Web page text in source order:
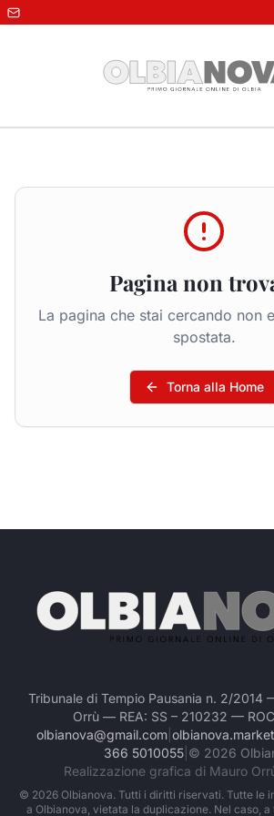
Pagina non
La pagina che stai cercando non
spostata.
Torna alla Home
Tribunale di Tempio Pausania n. 2/2014
Orrù — REA: SS – 210232 —
olbianova@gmail.com
366 5010055| © 2026
Realizzazione grafica di Mauro
© 2026Olbianova. Tutti i diritti riservati. Tutte le
a Olbianova, vietata la duplicazione. Nel caso,